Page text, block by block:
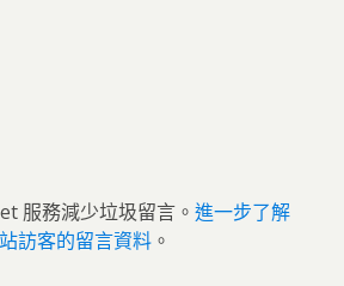
服務減少垃圾留言。 進一步了解
訪客的留言資料 。